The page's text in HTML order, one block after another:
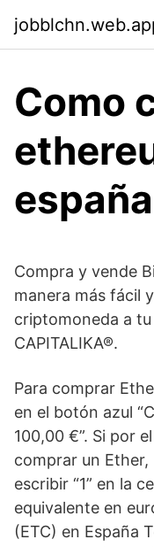
Como
españa
Compra y vende
manera más fácil
criptomoneda a
CAPITALIKA®.
Para comprar
en el botón azul
100,00 €”. Si por
comprar un Ether,
escribir “1” en la
equivalente en
(ETC) en España